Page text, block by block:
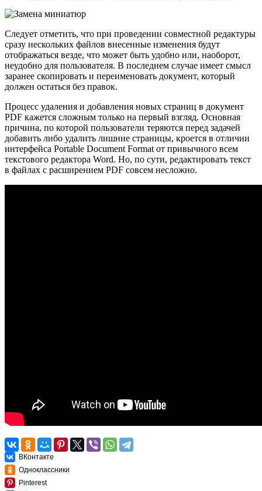
Следует отметить, что при проведении совместной редактуры
сразу нескольких файлов внесенные изменения будут
отображаться везде, что может быть удобно или, наоборот,
неудобно для пользователя. В последнем случае имеет смысл
заранее скопировать и переименовать документ, который
должен остаться без правок.
Процесс удаления и добавления новых страниц в документ
PDF кажется сложным только на первый взгляд. Основная
причина, по которой пользователи теряются перед задачей
добавить либо удалить лишние страницы, кроется в отличии
интерфейса Portable Document Format от привычного всем
текстового редактора Word. Но, по сути, редактировать текст
в файлах с расширением PDF совсем несложно.
ВКонтакте
Одноклассники
Pinterest